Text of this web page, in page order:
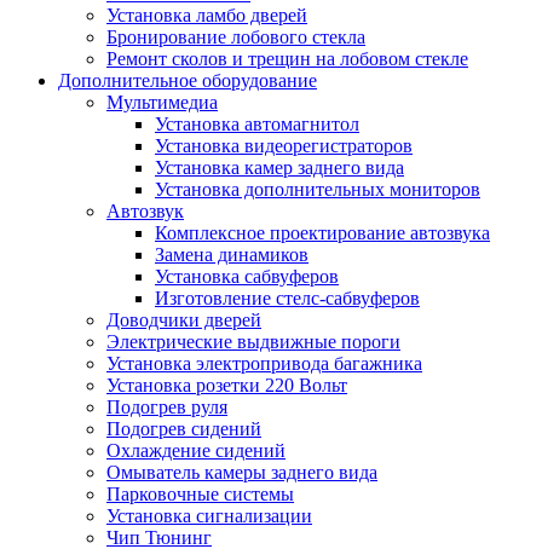
Установка ламбо дверей
Бронирование лобового стекла
Ремонт сколов и трещин на лобовом стекле
Дополнительное оборудование
Мультимедиа
Установка автомагнитол
Установка видеорегистраторов
Установка камер заднего вида
Установка дополнительных мониторов
Автозвук
Комплексное проектирование автозвука
Замена динамиков
Установка сабвуферов
Изготовление стелс-сабвуферов
Доводчики дверей
Электрические выдвижные пороги
Установка электропривода багажника
Установка розетки 220 Вольт
Подогрев руля
Подогрев сидений
Охлаждение сидений
Омыватель камеры заднего вида
Парковочные системы
Установка сигнализации
Чип Тюнинг